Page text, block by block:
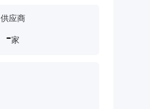
供应商
-家